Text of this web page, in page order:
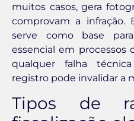
muitos casos, gera
comprovam a infração.
serve como base
essencial em processos
qualquer falha
registro pode invalidar a
Tipos de